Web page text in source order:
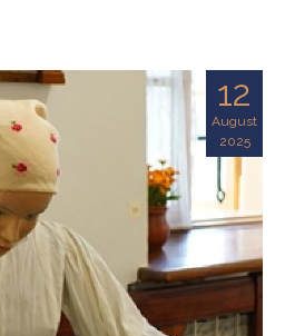
12
August
2025